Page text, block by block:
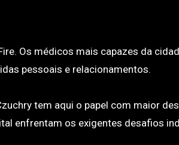
Os médicos mais capazes da
pessoais e relacionamentos.
tem aqui o papel com maior
enfrentam os exigentes desafios